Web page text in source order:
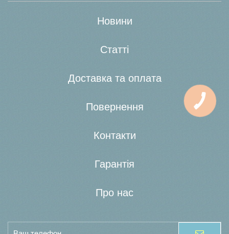
Новини
Статті
Доставка та оплата
Повернення
Контакти
Гарантія
Про нас